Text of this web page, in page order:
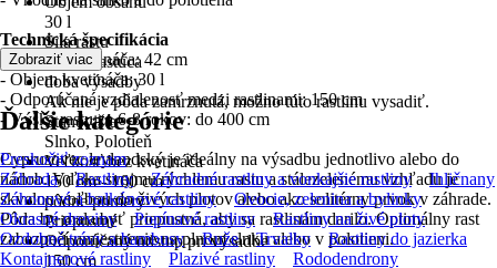
30 l
Sila rastu
rýchlo rastúca
doba výsadby
Ak nie je pôda zamrznutá, možno túto rastlinu vysadiť.
Stanovište
Slnko, Polotieň
Veľkosť bez kvetináča
150 cm - 160 cm
pôdne pomery
Priepustné
Odporúčaný odstup pri výsadbe
150 cm
Technická špecifikácia
- Priemer kvetináča: 42 cm
- Objem kvetináča: 30 l
- Odporúčaná vzdialenosť medzi rastlinami: 150 cm
- Výška rastu za 6-8 rokov: do 400 cm
Cyprusovec leylandský je ideálny na výsadbu jednotlivo alebo do
nádob. Vďaka svojmu rýchlemu rastu a stálezelenému vzhľadu je
skvelou voľbou do živých plotov alebo ako solitérny prvok v záhrade.
Pôda by mala byť priepustná, aby sa rastlinám darilo. Optimálny rast
zabezpečí umiestnenie na plnom slnku alebo v polotieni.
Zobraziť viac
Ďalšie kategórie
Preskočiť zoznam
Záhrada
Rastliny Záhradné rastliny a vonkajšie rastliny
Ihličnany
Záhonové a balkónové rastliny
Ovocie, zelenina a bylinky
Okrasné dreviny
Popínavé rastliny
Rastliny na živé ploty
Ozdobné trávy a bambusy
Ruže Trvalky
Rastliny do jazierka
Kontajnerové rastliny
Plazivé rastliny Rododendrony